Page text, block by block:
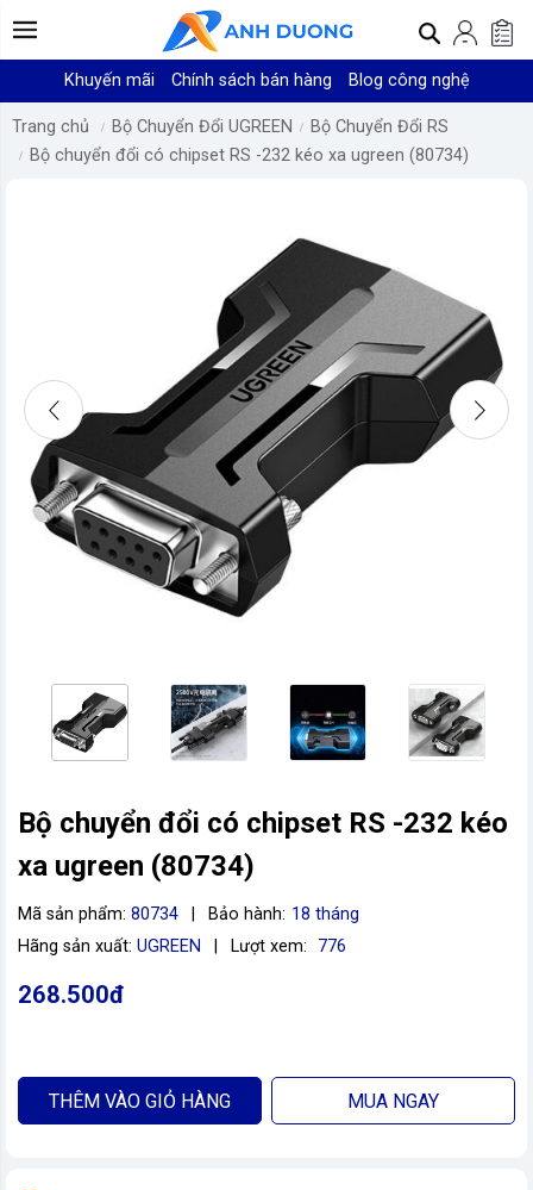
Khuyến mãi Chính sách bán hàng Blog công nghệ
Trang chủ Bộ Chuyển Đổi UGREEN
Bộ Chuyển Đổi RS
Bộ chuyển đổi có chipset RS -232 kéo xa ugreen (80734)
Bộ chuyển đổi có chipset RS -232 kéo
xa ugreen (80734)
Mã sản phẩm: 80734 Bảo hành: 18 tháng
Hãng sản xuất: UGREEN Lượt xem: 776
268.500đ
THÊM VÀO GIỎ HÀNG MUA NGAY